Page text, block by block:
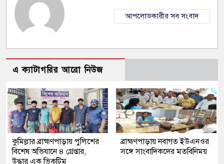
আপলোডকারীর সব সংবাদ
এ ক্যাটাগরির আরো নিউজ
কুমিল্লার ব্রাহ্মণপাড়ায় পুলিশের
বিশেষ অভিযানে ৪ গ্রেপ্তার,
উদ্ধার এক ভিকটিম
ব্রাহ্মণপাড়ায় নবাগত ইউএনওর
সঙ্গে সাংবাদিকদের মতবিনিময়